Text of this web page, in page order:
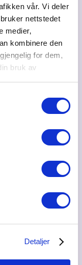
vår. Vi deler
nettstedet
medier,
kombinere den
for dem,
bruk av
Detaljer
av din
for ditt